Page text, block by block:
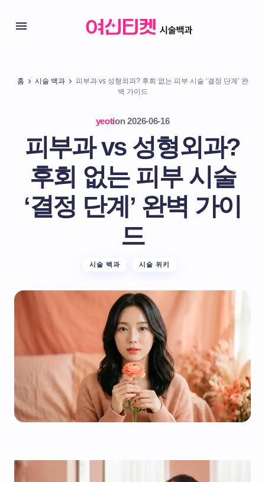
홈 시술 백과
피부과 vs 성형외과? 후회 없는 피부 시술 ‘결정 단계’ 완
벽 가이드
yeotion 2026-06-16
피부과 vs 성형외과?
후회 없는 피부 시술
‘결정 단계’ 완벽 가이
드
시술 백과 시술 위키